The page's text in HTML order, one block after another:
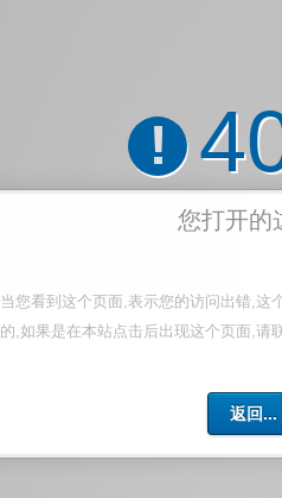
!
您打开的
当您看到这个页面,表示您的访问出错,这
的,如果是在本站点击后出现这个页面,请
返回...